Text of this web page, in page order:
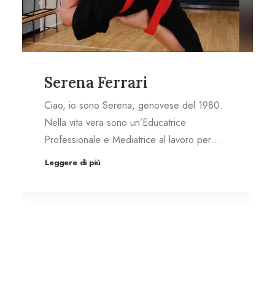
Serena Ferrari
Ciao, io sono Serena, genovese del 1980.
Nella vita vera sono un’Educatrice
Professionale e Mediatrice al lavoro per…
Leggere di più